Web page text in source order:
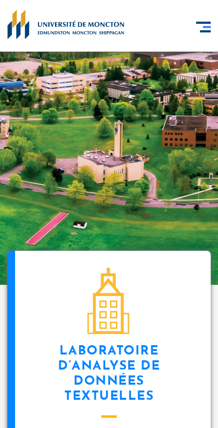
LABORATOIRE
D’ANALYSE DE
DONNÉES
TEXTUELLES